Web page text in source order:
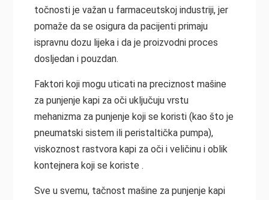
točnosti je važan u farmaceutskoj industriji, jer
pomaže da se osigura da pacijenti primaju
ispravnu dozu lijeka i da je proizvodni proces
dosljedan i pouzdan.
Faktori koji mogu uticati na preciznost mašine
za punjenje kapi za oči uključuju vrstu
mehanizma za punjenje koji se koristi (kao što je
pneumatski sistem ili peristaltička pumpa),
viskoznost rastvora kapi za oči i veličinu i oblik
kontejnera koji se koriste .
Sve u svemu, tačnost mašine za punjenje kapi